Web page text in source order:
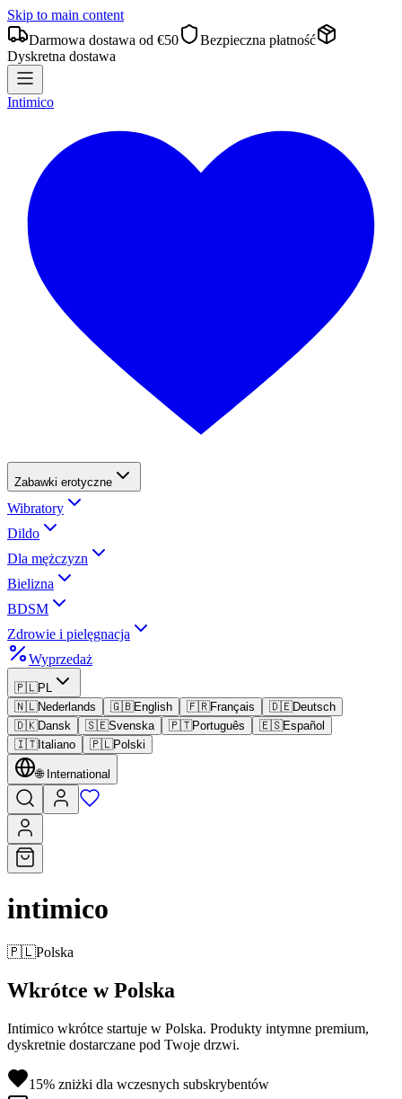
Skip to main content
Darmowa dostawa od €50
Bezpieczna płatność
Dyskretna dostawa
Intimico
Zabawki erotyczne
Wibratory
Dildo
Dla mężczyzn
Bielizna
BDSM
Zdrowie i pielęgnacja
Wyprzedaż
🇵🇱PL
🇳🇱Nederlands 🇬🇧English 🇫🇷Français 🇩🇪Deutsch
🇩🇰Dansk 🇸🇪Svenska 🇵🇹Português 🇪🇸Español
🇮🇹Italiano 🇵🇱Polski
🌐 International
intimico
🇵🇱Polska
Wkrótce w Polska
Intimico wkrótce startuje w Polska. Produkty intymne premium,
dyskretnie dostarczane pod Twoje drzwi.
15% zniżki dla wczesnych subskrybentów